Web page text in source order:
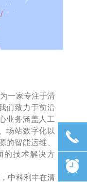
一家专注于清
们致力于前沿
业务涵盖人工
场站数字化以
的智能运维、
的技术解决方
中科利丰在清
끅
뀥